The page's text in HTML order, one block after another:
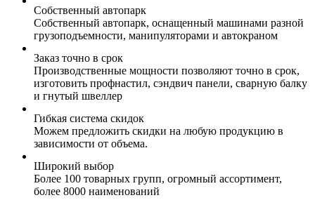
Собственный автопарк
Собственный автопарк, оснащенный машинами разной
грузоподъемности, манипуляторами и автокраном
Заказ точно в срок
Производственные мощности позволяют точно в срок,
изготовить профнастил, сэндвич панели, сварную балку
и гнутый швеллер
Гибкая система скидок
Можем предложить скидки на любую продукцию в
зависимости от объема.
Широкий выбор
Более 100 товарных групп, огромный ассортимент,
более 8000 наименований